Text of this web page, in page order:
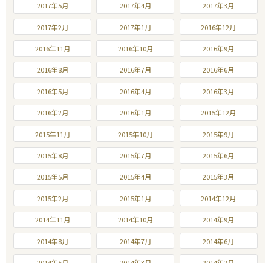
2017年5月 2017年4月 2017年3月
2017年2月 2017年1月 2016年12月
2016年11月 2016年10月 2016年9月
2016年8月 2016年7月 2016年6月
2016年5月 2016年4月 2016年3月
2016年2月 2016年1月 2015年12月
2015年11月 2015年10月 2015年9月
2015年8月 2015年7月 2015年6月
2015年5月 2015年4月 2015年3月
2015年2月 2015年1月 2014年12月
2014年11月 2014年10月 2014年9月
2014年8月 2014年7月 2014年6月